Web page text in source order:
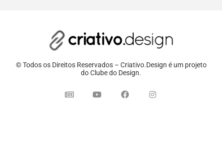
© Todos os Direitos Reservados – Criativo.Design é um projeto
do Clube do Design.